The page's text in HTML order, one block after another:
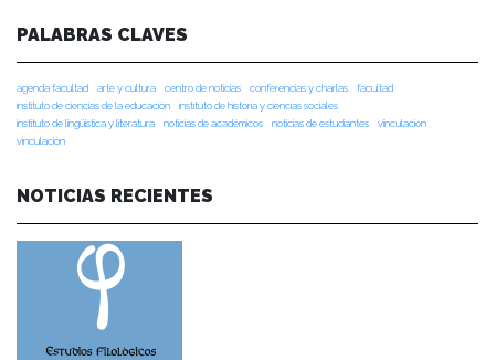
PALABRAS CLAVES
agenda facultad arte y cultura centro de noticias conferencias y charlas
facultad
instituto de ciencias de la educación
instituto de historia y ciencias sociales
instituto de lingüística y literatura
noticias de académicos noticias de estudiantes
vinculacion
vinculación
NOTICIAS RECIENTES